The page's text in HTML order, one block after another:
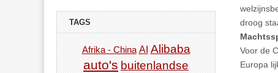
droog
Voor de
Europa
TAGS
Afrika - China AI Alibaba
auto's buitenlandse